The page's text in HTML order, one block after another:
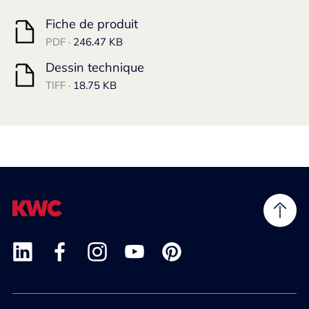
Fiche de produit
PDF · 246.47 KB
Dessin technique
TIFF · 18.75 KB